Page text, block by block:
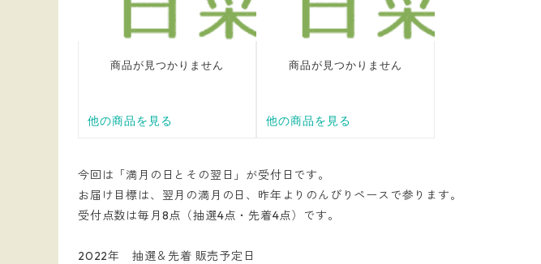
今回は「満月の日とその翌日」が受付日です。
お届け目標は、翌月の満月の日、昨年よりのんびりペースで参ります。
受付点数は毎月8点（抽選4点・先着4点）です。
2022年 抽選＆先着 販売予定日